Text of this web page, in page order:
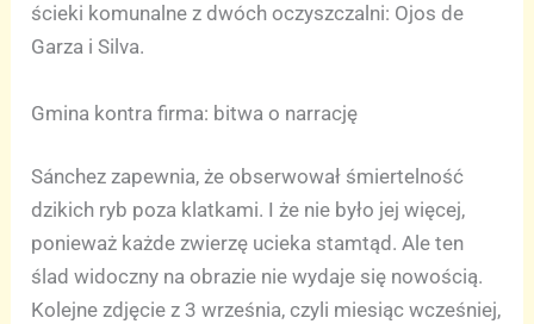
ścieki komunalne z dwóch oczyszczalni: Ojos de
Garza i Silva.
Gmina kontra firma: bitwa o narrację
Sánchez zapewnia, że obserwował śmiertelność
dzikich ryb poza klatkami. I że nie było jej więcej,
ponieważ każde zwierzę ucieka stamtąd. Ale ten
ślad widoczny na obrazie nie wydaje się nowością.
Kolejne zdjęcie z 3 września, czyli miesiąc wcześniej,